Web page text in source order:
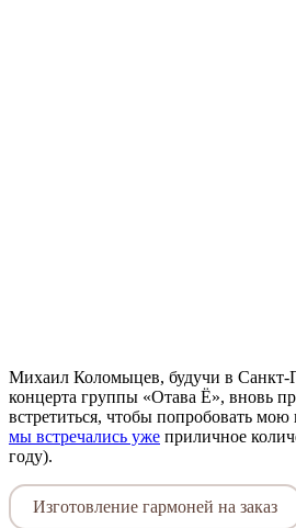
Михаил Коломыцев, будучи в Санкт-
концерта группы «Отава Ё», вновь
встретиться, чтобы попробовать мою
мы встречались уже приличное
году).
Изготовление гармоней на заказ